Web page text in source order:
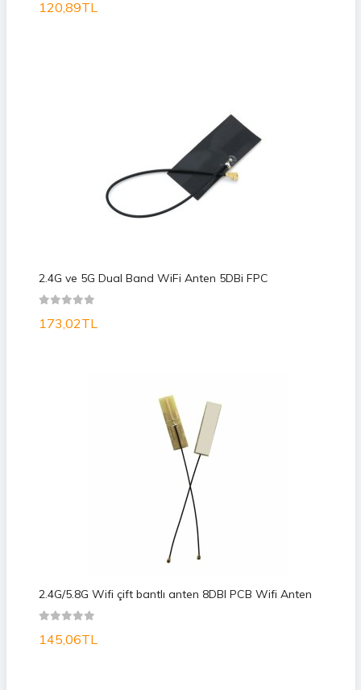
120,89TL
2.4G ve 5G Dual Band WiFi Anten 5DBi FPC
173,02TL
2.4G/5.8G Wifi çift bantlı anten 8DBI PCB Wifi Anten
145,06TL